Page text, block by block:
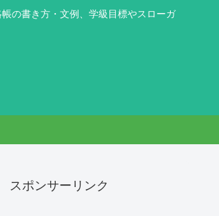
の書き方・文例、学級目標やスローガ
スポンサーリンク